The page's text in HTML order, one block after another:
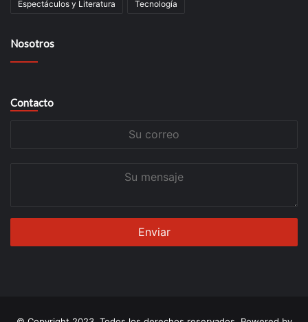
Espectáculos y Literatura Tecnología
Nosotros
Contacto